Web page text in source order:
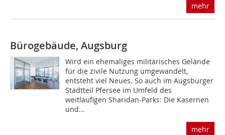
mehr
Bürogebäude, Augsburg
Wird ein ehemaliges militärisches Gelände
für die zivile Nutzung umgewandelt,
entsteht viel Neues. So auch im Augsburger
Stadtteil Pfersee im Umfeld des
weitläufigen Sharidan-Parks: Die Kasernen
und...
mehr